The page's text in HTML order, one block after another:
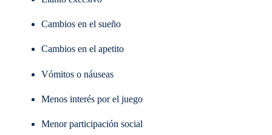
Cambios en el sueño
Cambios en el apetito
Vómitos o náuseas
Menos interés por el juego
Menor participación social